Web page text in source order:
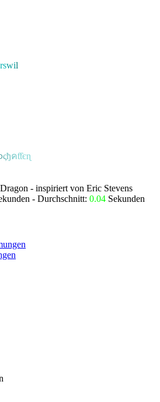
rswil
ςђคƭƭєɳ
- inspiriert von Eric Stevens
- Durchschnitt: 0.04 Sekunden